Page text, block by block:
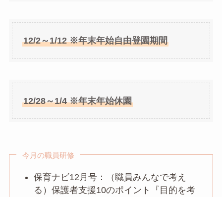
12/2～1/12 ※年末年始自由登園期間
12/28～1/4 ※年末年始休園
今月の職員研修
保育ナビ12月号：（職員みんなで考え
る）保護者支援10のポイント『目的を考